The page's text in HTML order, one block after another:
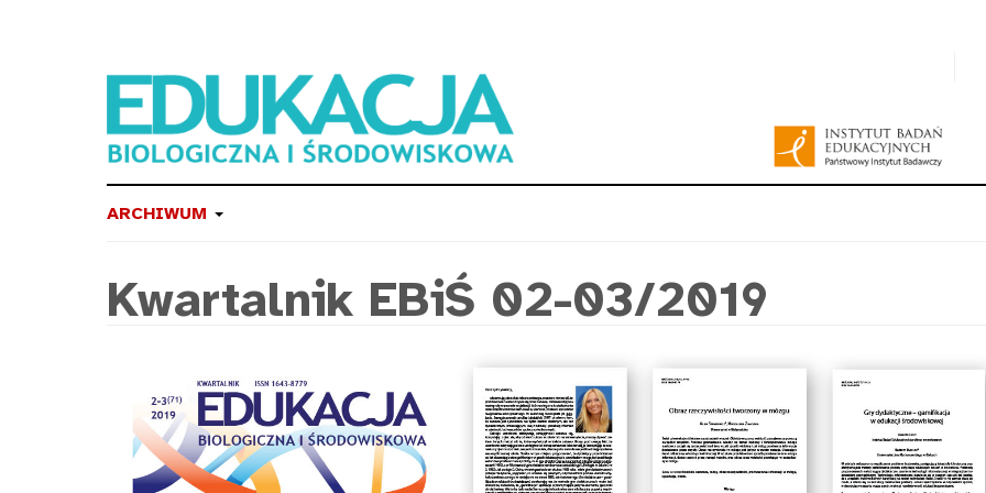
ARCHIWUM
Kwartalnik EBiŚ 02-03/2019